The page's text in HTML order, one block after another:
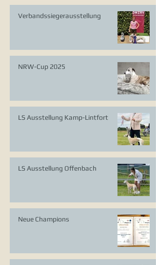
Verbandssiegerausstellung
NRW-Cup 2025
LS Ausstellung Kamp-Lintfort
LS Ausstellung Offenbach
Neue Champions